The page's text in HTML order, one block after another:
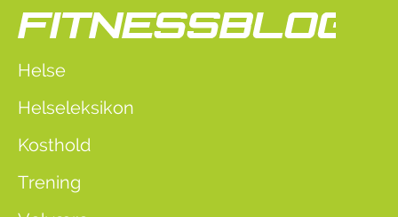
Helse
Helseleksikon
Kosthold
Trening